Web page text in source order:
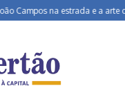
na estrada e a arte de